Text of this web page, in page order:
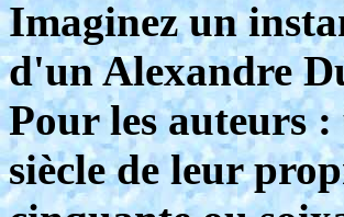
Imaginez un
d'un Alexandre
Pour les auteurs
siècle de leur